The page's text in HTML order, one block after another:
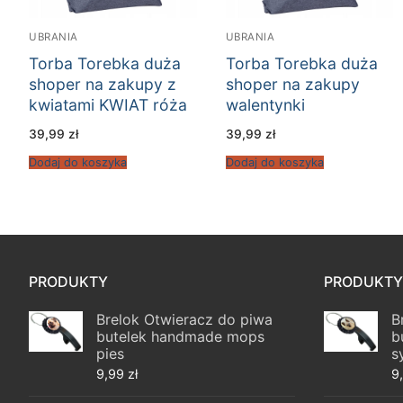
UBRANIA
Torba Torebka duża
shoper na zakupy z
kwiatami KWIAT róża
39,99 zł
Dodaj do koszyka
UBRANIA
Torba Torebka duża
shoper na zakupy
walentynki
39,99 zł
Dodaj do koszyka
PRODUKTY
Brelok Otwieracz do piwa
butelek handmade mops
pies
9,99 zł
PRODUKTY